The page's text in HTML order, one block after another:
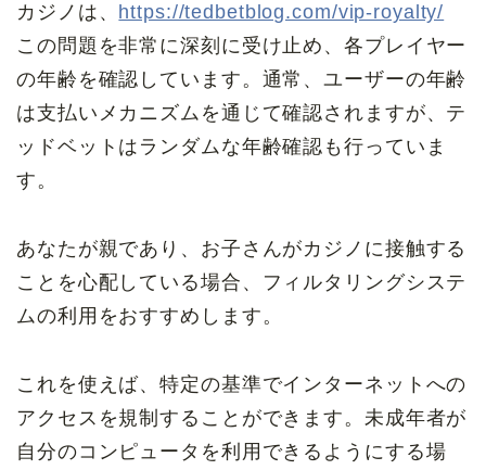
カジノは、 https://tedbetblog.com/vip-royalty/
この問題を非常に深刻に受け止め、各プレイヤー
の年齢を確認しています。通常、ユーザーの年齢
は支払いメカニズムを通じて確認されますが、テ
ッドベットはランダムな年齢確認も行っていま
す。
あなたが親であり、お子さんがカジノに接触する
ことを心配している場合、フィルタリングシステ
ムの利用をおすすめします。
これを使えば、特定の基準でインターネットへの
アクセスを規制することができます。未成年者が
自分のコンピュータを利用できるようにする場